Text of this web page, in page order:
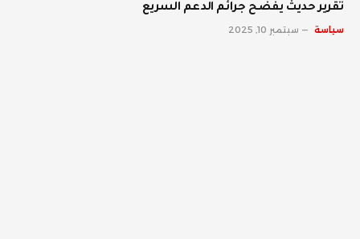
تقرير حديث يفضح جرائم الدعم السريع
سياسة سبتمبر 10, 2025